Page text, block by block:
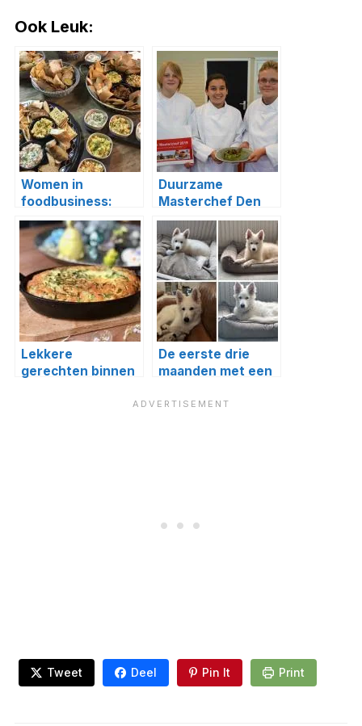
Ook Leuk:
Women in
foodbusiness:
Feestbuffetten.nl
Duurzame
Masterchef Den
Haag 2019 (+ het
winnende recept!)
Lekkere
gerechten binnen
De eerste drie
maanden met een
Tweet Deel Pin It Print